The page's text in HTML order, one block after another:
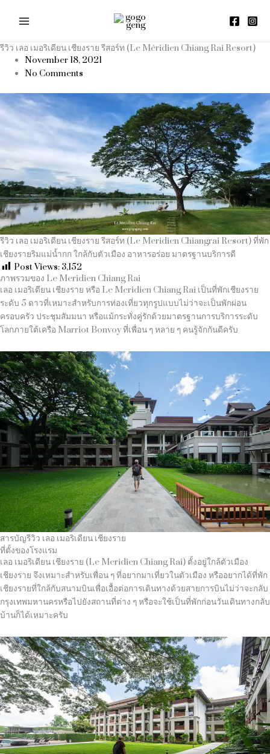
รีวิว เลอ เมอริเดียน เชียงราย รีสอร์ท (Le Méridien Chiang Rai Resort)
November 18, 2021
No Comments
รีวิว เลอ เมอริเดียน เชียงราย รีสอร์ท (Le Meridien Chiangrai Resort) ที่พัก
เชียงรายริมแม่น้ำกก ใกล้กับตัวเมือง อาหารอร่อย มาตรฐานบริการดี
Post Views: 3,152
ภาพรวมของ Le Meridien Chiang Rai
เลอ เมอริเดียน เชียงราย หรือ Le Meridien Chiang Rai เป็นที่พักเชียงราย
ระดับ 5 ดาวที่เหมาะสำหรับการท่องเที่ยวทุกรูปแบบไม่ว่าจะเป็นพักผ่อน
ครอบครัว ประชุมสัมมนา หรือแม้กระทั่งคู่รักด้วยมาตรฐานการบริการระดับ
โลกภายใต้เครือ Marriot Bonvoy ที่เพื่อน ๆ หลาย ๆ คนรู้จักกันดีครับ
สารบัญรีวิว เลอ เมอริเดียน เชียงราย
ที่ตั้งของโรงแรม
เลอ เมอริเดียน เชียงราย (Le Meridien Chiang Rai) ตั้งอยู่ใกล้ตัวเมือง
เชียงราย จึงเหมาะสำหรับเพื่อน ๆ ที่อยากมาเที่ยวในตัวเมือง หรืออยากได้ที่พัก
เชียงรายที่ใกล้กับสนามบินเพื่อเอื้อต่อการเดินทางด้วยสายการบินไม่ว่าจะกลับ
กรุงเทพมหานครหรือไปยังสถานที่ต่าง ๆ หรือจะใช้เป็นที่พักก่อนวันเดินทางกลับ
บ้านก็ได้เหมาะครับ